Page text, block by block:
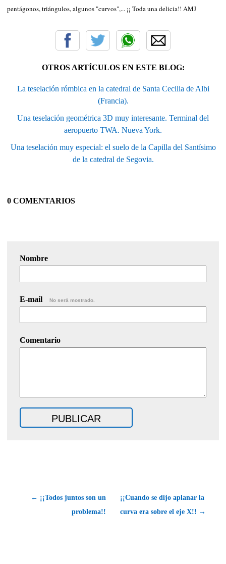
pentágonos, triángulos, algunos "curvos",... ¡¡ Toda una delicia!! AMJ
OTROS ARTÍCULOS EN ESTE BLOG:
La teselación rómbica en la catedral de Santa Cecilia de Albi
(Francia).
Una teselación geométrica 3D muy interesante. Terminal del
aeropuerto TWA. Nueva York.
Una teselación muy especial: el suelo de la Capilla del Santísimo
de la catedral de Segovia.
0 COMENTARIOS
Nombre
E-mail No será mostrado.
Comentario
← ¡¡Todos juntos son un
problema!!
¡¡Cuando se dijo aplanar la
curva era sobre el eje X!! →